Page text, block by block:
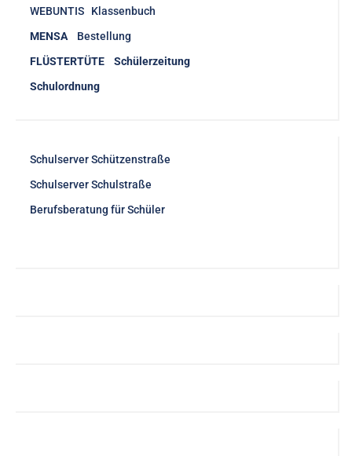
WEBUNTIS Klassenbuch
MENSA Bestellung
FLÜSTERTÜTE Schülerzeitung
Schulordnung
Schulserver Schützenstraße
Schulserver Schulstraße
Berufsberatung für Schüler